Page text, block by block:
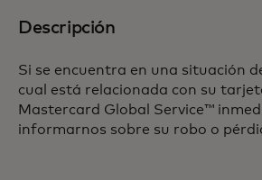
Descripción
Si se encuentra en una situación
cual está relacionada con su
Mastercard Global Service™
informarnos sobre su robo o